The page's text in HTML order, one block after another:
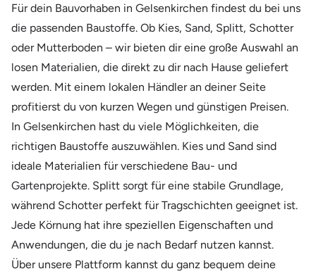
Für dein Bauvorhaben in Gelsenkirchen findest du bei uns
die passenden Baustoffe. Ob Kies, Sand, Splitt, Schotter
oder Mutterboden – wir bieten dir eine große Auswahl an
losen Materialien, die direkt zu dir nach Hause geliefert
werden. Mit einem lokalen Händler an deiner Seite
profitierst du von kurzen Wegen und günstigen Preisen.
In Gelsenkirchen hast du viele Möglichkeiten, die
richtigen Baustoffe auszuwählen. Kies und Sand sind
ideale Materialien für verschiedene Bau- und
Gartenprojekte. Splitt sorgt für eine stabile Grundlage,
während Schotter perfekt für Tragschichten geeignet ist.
Jede Körnung hat ihre speziellen Eigenschaften und
Anwendungen, die du je nach Bedarf nutzen kannst.
Über unsere Plattform kannst du ganz bequem deine